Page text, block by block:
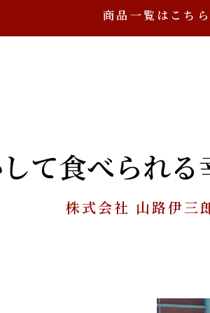
商品一覧はこちら
て食べられる
株式会社 山路伊三